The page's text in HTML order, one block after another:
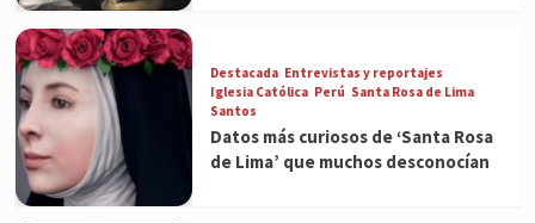
Destacada Entrevistas y reportajes
Iglesia Católica Perú Santa Rosa de Lima
Santos
Datos más curiosos de ‘Santa Rosa
de Lima’ que muchos desconocían